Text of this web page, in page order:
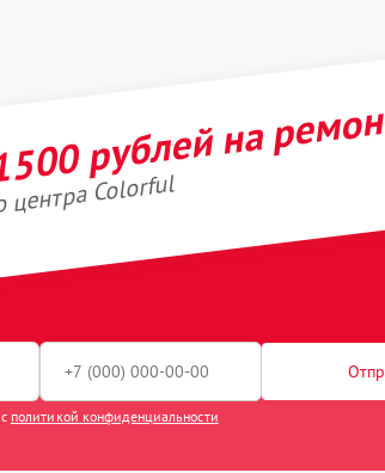
рублей на
Colorful
политикой конфиденциальности